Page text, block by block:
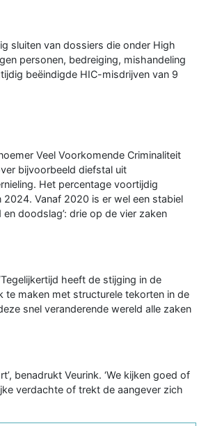
sluiten van dossiers die onder High
personen, bedreiging, mishandeling
beëindigde HIC-misdrijven van 9
Veel Voorkomende Criminaliteit
bijvoorbeeld diefstal uit
Het percentage voortijdig
Vanaf 2020 is er wel een stabiel
doodslag’: drie op de vier zaken
heeft de stijging in de
te maken met structurele tekorten in de
snel veranderende wereld alle zaken
benadrukt Veurink. ‘We kijken goed of
verdachte of trekt de aangever zich